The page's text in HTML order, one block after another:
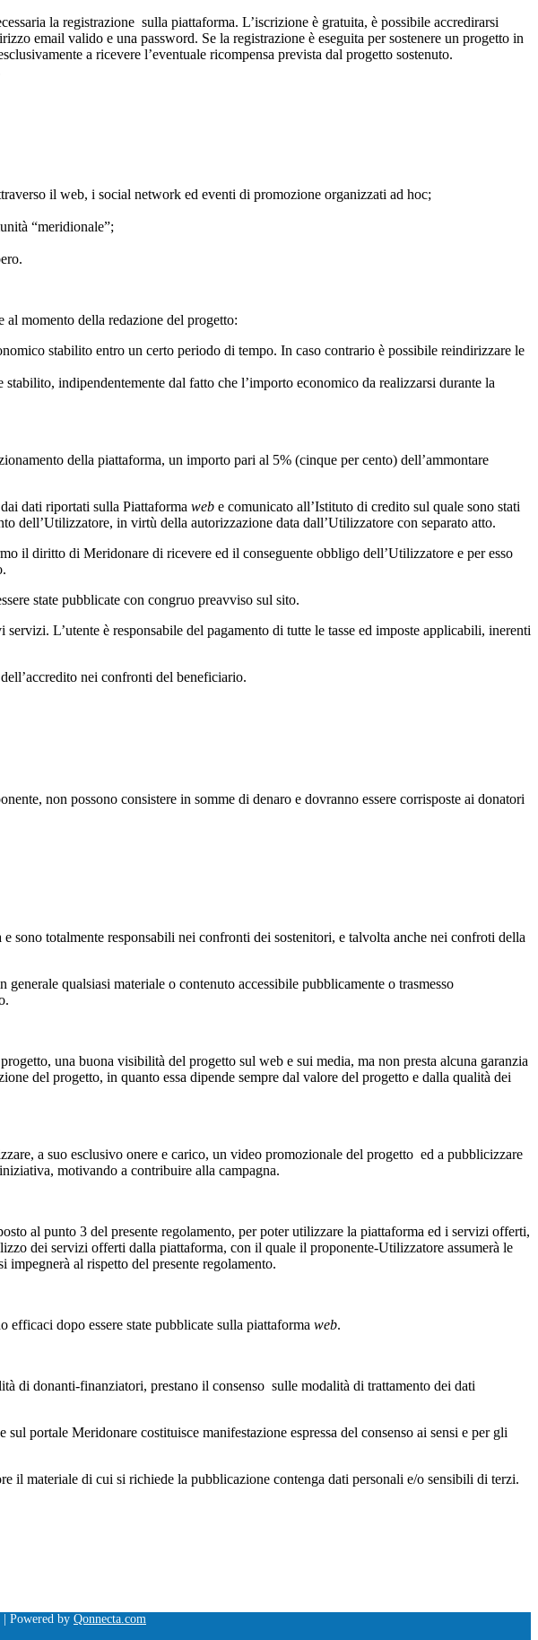
la registrazione sulla piattaforma. L’iscrizione è gratuita, è possibile accredirarsi
email valido e una password. Se la registrazione è eseguita per sostenere un progetto in
a ricevere l’eventuale ricompensa prevista dal progetto sostenuto.
il web, i social network ed eventi di promozione organizzati ad hoc;
“meridionale”;
al momento della redazione del progetto:
stabilito entro un certo periodo di tempo. In caso contrario è possibile reindirizzare le
indipendentemente dal fatto che l’importo economico da realizzarsi durante la
della piattaforma, un importo pari al 5% (cinque per cento) dell’ammontare
dati riportati sulla Piattaforma web e comunicato all’Istituto di credito sul quale sono stati
in virtù della autorizzazione data dall’Utilizzatore con separato atto.
il diritto di Meridonare di ricevere ed il conseguente obbligo dell’Utilizzatore e per esso
state pubblicate con congruo preavviso sul sito.
L’utente è responsabile del pagamento di tutte le tasse ed imposte applicabili, inerenti
nei confronti del beneficiario.
non possono consistere in somme di denaro e dovranno essere corrisposte ai donatori
totalmente responsabili nei confronti dei sostenitori, e talvolta anche nei confroti della
qualsiasi materiale o contenuto accessibile pubblicamente o trasmesso
una buona visibilità del progetto sul web e sui media, ma non presta alcuna garanzia
del progetto, in quanto essa dipende sempre dal valore del progetto e dalla qualità dei
a suo esclusivo onere e carico, un video promozionale del progetto ed a pubblicizzare
motivando a contribuire alla campagna.
al punto 3 del presente regolamento, per poter utilizzare la piattaforma ed i servizi offerti,
dei servizi offerti dalla piattaforma, con il quale il proponente-Utilizzatore assumerà le
al rispetto del presente regolamento.
dopo essere state pubblicate sulla piattaforma web.
di donanti-finanziatori, prestano il consenso sulle modalità di trattamento dei dati
portale Meridonare costituisce manifestazione espressa del consenso ai sensi e per gli
il materiale di cui si richiede la pubblicazione contenga dati personali e/o sensibili di terzi.
Powered by Qonnecta.com